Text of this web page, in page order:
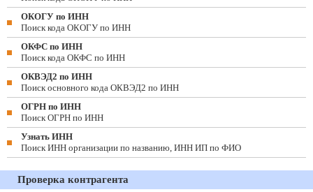
ОКОГУ по ИНН
Поиск кода ОКОГУ по ИНН
ОКФС по ИНН
Поиск кода ОКФС по ИНН
ОКВЭД2 по ИНН
Поиск основного кода ОКВЭД2 по ИНН
ОГРН по ИНН
Поиск ОГРН по ИНН
Узнать ИНН
Поиск ИНН организации по названию, ИНН ИП по ФИО
Проверка контрагента